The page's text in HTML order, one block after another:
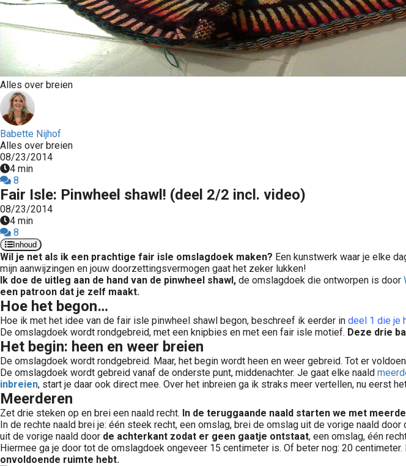
Alles over breien
Babette Nijhof
Alles over breien
08/23/2014
4 min
8
Fair Isle: Pinwheel shawl! (deel 2/2 incl. video)
08/23/2014
4 min
8
Inhoud
Wil je net als ik een prachtige fair isle omslagdoek maken? Een kunstwerk waar je elke
mijn aanwijzingen en jouw doorzettingsvermogen gaat het zeker lukken!
Ik doe de uitleg aan de hand van de pinwheel shawl, de omslagdoek die ontworpen is door
een patroon dat je zelf maakt.
Hoe het begon…
Hoe ik met het idee van de fair isle pinwheel shawl begon, beschreef ik eerder in deel 1 die je
De omslagdoek wordt rondgebreid, met een knipbies en met een fair isle motief. Deze drie
Het begin: heen en weer breien
De omslagdoek wordt rondgebreid. Maar, het begin wordt heen en weer gebreid. Tot er
De omslagdoek wordt gebreid vanaf de onderste punt, middenachter. Je gaat elke naald
inbreien, start je daar ook direct mee. Over het inbreien ga ik straks meer vertellen, nu eerst
Meerderen
Zet drie steken op en brei een naald recht. In de teruggaande naald starten we met
In de rechte naald brei je: één steek recht, een omslag, brei de omslag uit de vorige naald
uit de vorige naald door de achterkant zodat er geen gaatje ontstaat, een omslag, één
Hiermee ga je door tot de omslagdoek ongeveer 15 centimeter is. Of beter nog: 20
onvoldoende ruimte hebt.